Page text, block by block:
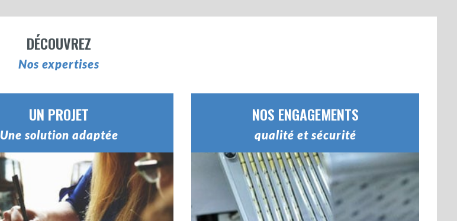
DÉCOUVREZ
Nos expertises
UN PROJET
Une solution adaptée
NOS ENGAGEMENTS
qualité et sécurité